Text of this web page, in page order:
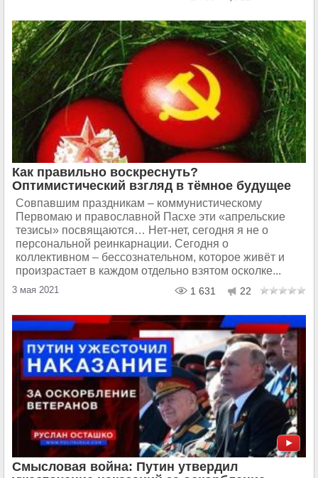
Как правильно воскреснуть?
Оптимистический взгляд в тёмное будущее
Совпавшим праздникам – коммунистическому
Первомаю и православной Пасхе эти «апрельские
тезисы» посвящаются… Нет-нет, сегодня я не о
персональной реинкарнации. Сегодня о
коллективном – бессознательном, которое живёт и
произрастает в каждом отдельно взятом осколке...
3 мая 2021 1 631 22
Смысловая война: Путин утвердил